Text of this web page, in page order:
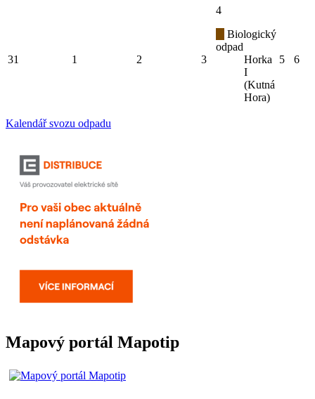
31 1 2 3
4
Biologický
odpad
Horka
I
(Kutná
Hora)
5 6
Kalendář svozu odpadu
Mapový portál Mapotip